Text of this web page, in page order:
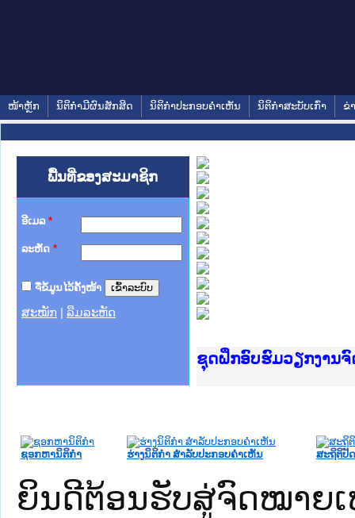
ໜ້າຫຼັກ ນິຕິກໍາມີຜົນສັກສິດ ນິຕິກໍາປະກອບຄໍາເຫັນ ນິຕິກໍາສະບັບເກົ່າ ຂ່
ພື້ນທີ່ຂອງສະມາຊິກ
ອີເມລ *
ລະຫັດ *
ຈື່ຂໍ້ມູນໄວ້ຄັ້ງໜ້າ
ສະໝັກ ລືມລະຫັດ
Ministry of Justice
ເຜີຍແຜ່ວັບໄຊຈົດໝາຍ
ກະຊວງຍຸຕິທຳ
ຊຸດຝຶກອົບຮົມວຽກງານ
ກອງປະຊຸມທົບທວນຄືນ
ຝຶກອົບຮົມ ຜູ່ປະສານງາ
ຝຶກອົບຮົມ ຜູ່ປະສານງາ
ເຜີຍແຜ່ແອັບກົດໝາຍລ
ເຜີຍແຜ່ແອັບກົດໝາຍລ
ຍົກລະດັບວຽກງານຈົດ
ຊຸດຝຶກອົບຮົມວຽກງານ
ຊອກຫານິຕິກໍາ ຮ່າງນິຕິກໍາ ສໍາລັບປະກອບຄໍາເຫັນ ສະຖິຕິປັ
ຍິນດີຕ້ອນຮັບສູ່ຈົດໝາຍເ